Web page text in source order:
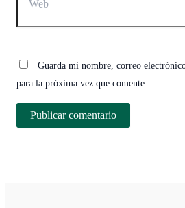
Guarda mi nombre, correo
para la próxima vez que comente.